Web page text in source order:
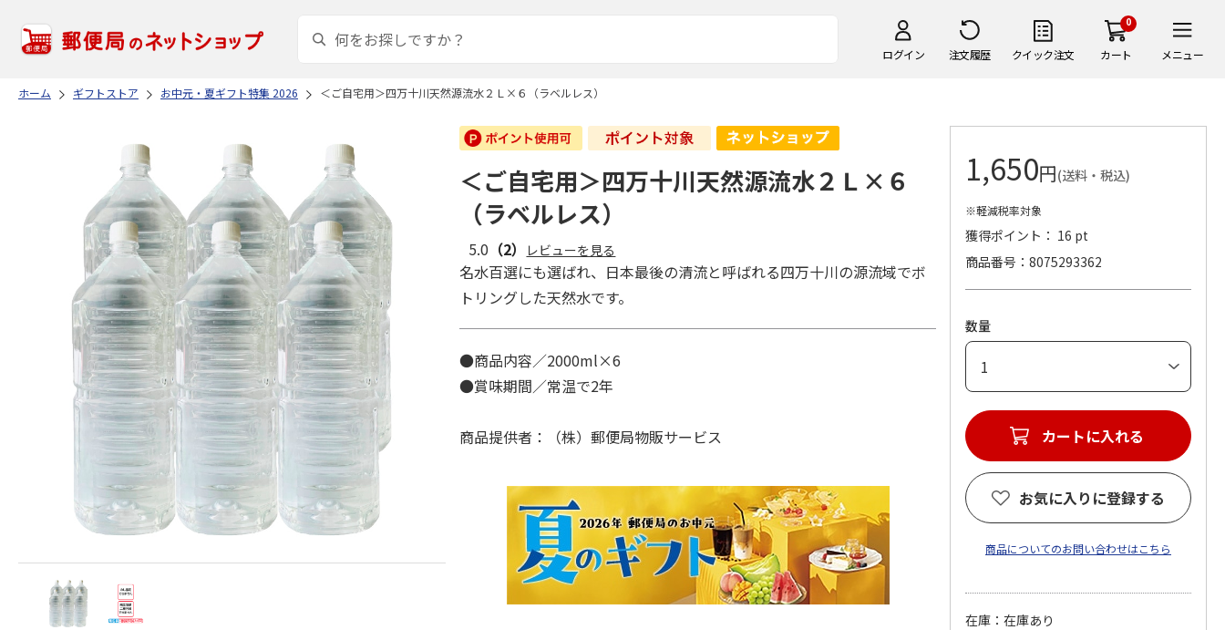
ログイン 注文履歴 クイック注文
0
カート メニュー
ホーム ギフトストア お中元・夏ギフト特集 2026 ＜ご自宅用＞四万十川天然源流水２Ｌ×６（ラベルレス）
＜ご自宅用＞四万十川天然源流水２Ｌ×６
（ラベルレス）
5.0 （2） レビューを見る
名水百選にも選ばれ、日本最後の清流と呼ばれる四万十川の源流域でボ
トリングした天然水です。
●商品内容／2000ml×6
●賞味期間／常温で2年
商品提供者：（株）郵便局物販サービス
1,650円(送料・税込)
※軽減税率対象
獲得ポイント： 16 pt
商品番号
8075293362
数量
カートに入れる
お気に入りに登録する
商品についてのお問い合わせはこちら
在庫：在庫あり